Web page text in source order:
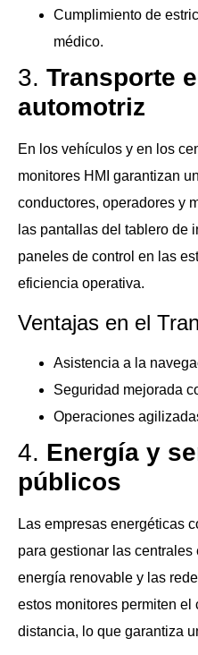
Cumplimiento de
médico.
3. Transporte
automotriz
En los vehículos y en los
monitores HMI garantizan
conductores, operadores y
las pantallas del tablero de
paneles de control en las
eficiencia operativa.
Ventajas en el
Asistencia a la
Seguridad mejorada
Operaciones
4. Energía y
públicos
Las empresas energéticas
para gestionar las
energía renovable y las
estos monitores permiten el
distancia, lo que garantiza